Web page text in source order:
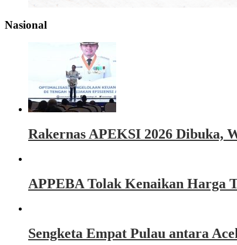
Nasional
Rakernas APEKSI 2026 Dibuka,
APPEBA Tolak Kenaikan Harga
Sengketa Empat Pulau antara